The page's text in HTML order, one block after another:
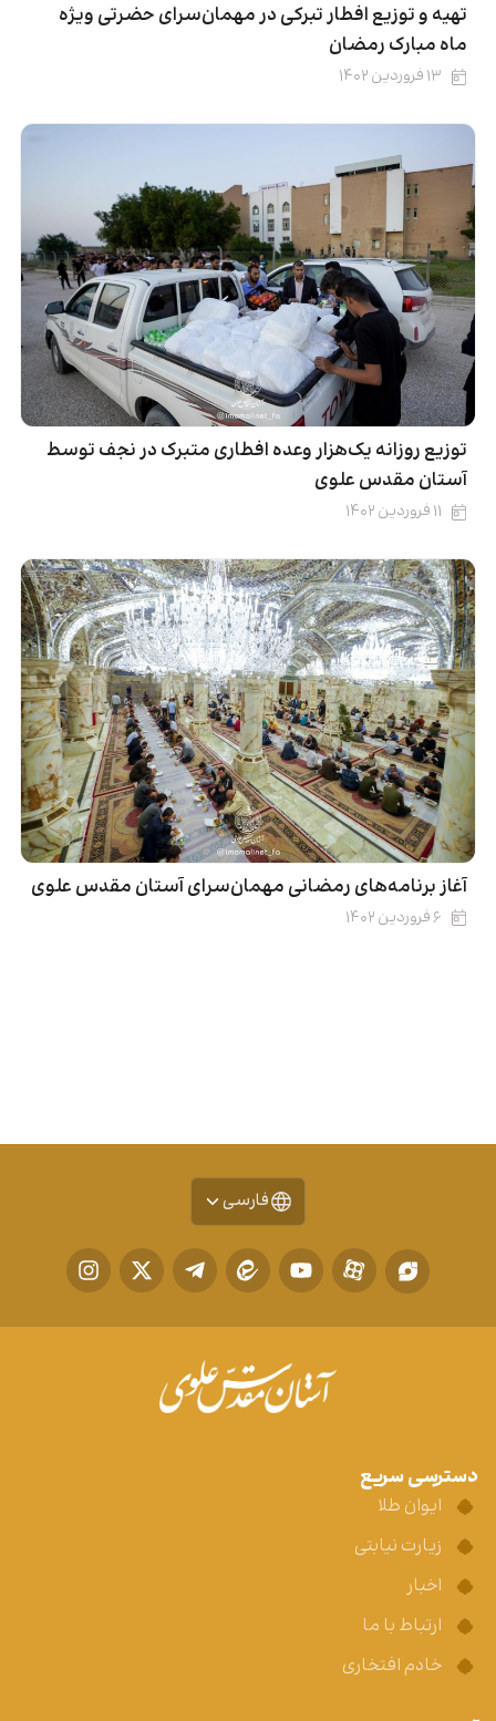
تهیه و توزیع افطار تبرکی در مهمان‌سرای حضرتی ویژه
ماه مبارک رمضان
۱۳ فروردین ۱۴۰۲
توزیع روزانه یک‌هزار وعده افطاری متبرک در نجف توسط
آستان مقدس علوی
۱۱ فروردین ۱۴۰۲
آغاز برنامه‌های رمضانی مهمان‌سرای آستان مقدس علوی
۶ فروردین ۱۴۰۲
فارسی
دسترسی سریع
ایوان طلا
زیارت نیابتی
اخبار
ارتباط با ما
خادم افتخاری